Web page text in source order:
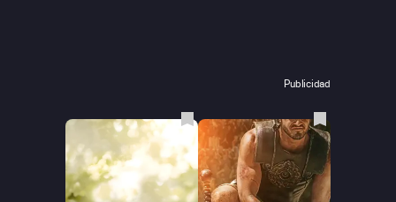
Publicidad